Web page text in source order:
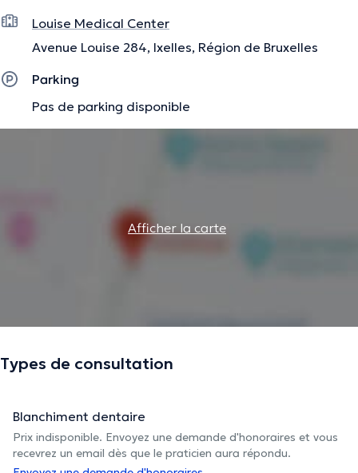
Louise Medical Center
Avenue Louise 284, Ixelles, Région de Bruxelles
Parking
Pas de parking disponible
Afficher la carte
Types de consultation
Blanchiment dentaire
Prix indisponible. Envoyez une demande d'honoraires et vous
recevrez un email dès que le praticien aura répondu.